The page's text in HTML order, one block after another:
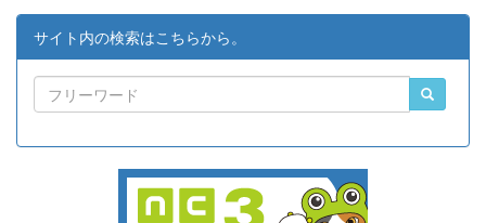
サイト内の検索はこちらから。